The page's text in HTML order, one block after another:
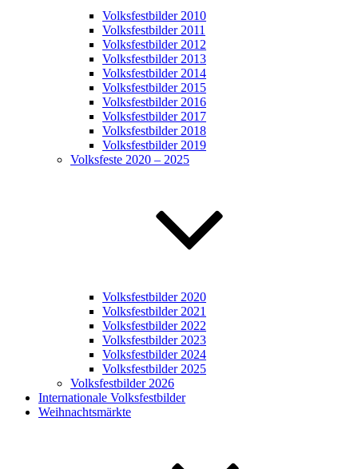
Volksfestbilder 2010
Volksfestbilder 2011
Volksfestbilder 2012
Volksfestbilder 2013
Volksfestbilder 2014
Volksfestbilder 2015
Volksfestbilder 2016
Volksfestbilder 2017
Volksfestbilder 2018
Volksfestbilder 2019
Volksfeste 2020 – 2025
Volksfestbilder 2020
Volksfestbilder 2021
Volksfestbilder 2022
Volksfestbilder 2023
Volksfestbilder 2024
Volksfestbilder 2025
Volksfestbilder 2026
Internationale Volksfestbilder
Weihnachtsmärkte